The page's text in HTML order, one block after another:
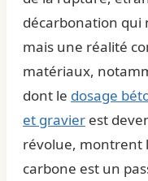
décarbonation qui
mais une réalité
matériaux,
dont le dosage
et gravier est
révolue, montrent
carbone est un